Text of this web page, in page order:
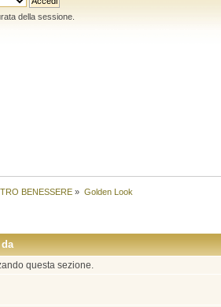
della sessione.
BENESSERE » Golden Look
questa sezione.